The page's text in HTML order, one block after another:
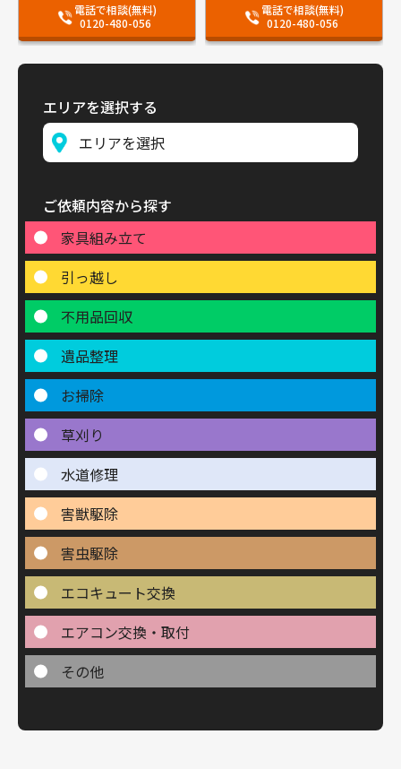
電話で相談(無料)
0120-480-056
電話で相談(無料)
0120-480-056
エリアを選択する
ご依頼内容から探す
家具組み立て
引っ越し
不用品回収
遺品整理
お掃除
草刈り
水道修理
害獣駆除
害虫駆除
エコキュート交換
エアコン交換・取付
その他